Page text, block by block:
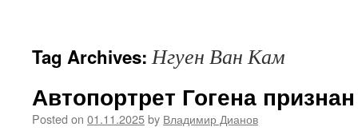
Tag Archives:Нгуен Ван Кам
Автопортрет Гогена
Posted on 01.11.2025by Владимир Дианов